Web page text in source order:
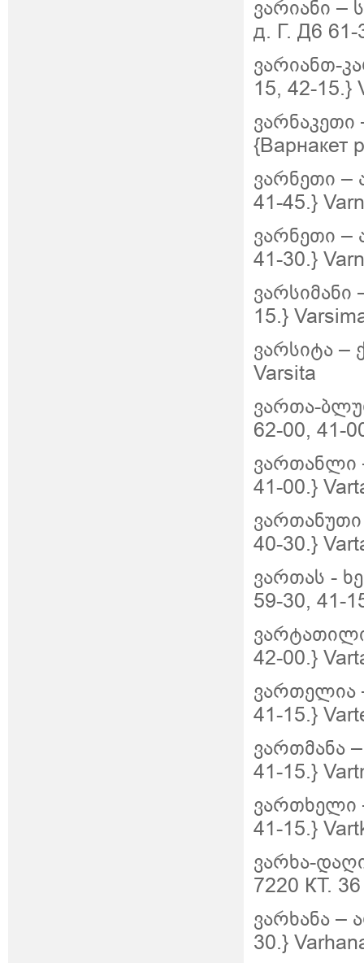
ვარიანი –
д. Г. Д6 61-
ვარიანთ-
15, 42-15.}
{Варнакет
ვარნეთი –
41-45.}
ვარნეთი –
41-30.}
15.}
ვარსიტა –
Varsita
ვართა-
62-00, 41-
ვართანლი
41-00.}
40-30.}
ვართას -
59-30, 41-
42-00.}
ვართელია
41-15.}
ვართმანა
41-15.}
ვართხელი
41-15.}
ვარხა-
7220 КТ.
ვარხანა –
30.}